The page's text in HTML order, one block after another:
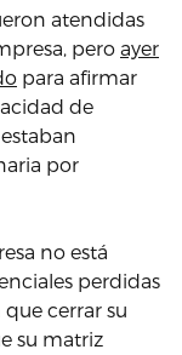
atendidas
pero ayer
para afirmar
de
por
no está
perdidas
cerrar su
su matriz